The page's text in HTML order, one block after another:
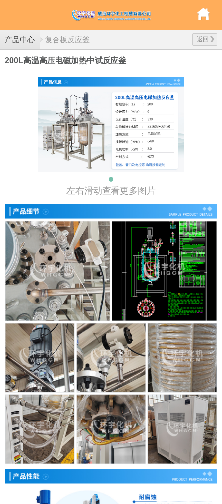
产品中心 返回
复合板反应釜
200L高温高压电磁加热中试反应釜
左右滑动查看更多图片